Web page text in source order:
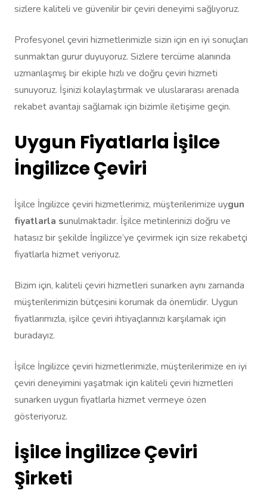
sizlere kaliteli ve güvenilir bir çeviri deneyimi sağlıyoruz.
Profesyonel çeviri hizmetlerimizle sizin için en iyi sonuçları
sunmaktan gurur duyuyoruz. Sizlere tercüme alanında
uzmanlaşmış bir ekiple hızlı ve doğru çeviri hizmeti
sunuyoruz. İşinizi kolaylaştırmak ve uluslararası arenada
rekabet avantajı sağlamak için bizimle iletişime geçin.
Uygun Fiyatlarla İşilce
İngilizce Çeviri
İşilce İngilizce çeviri hizmetlerimiz, müşterilerimize uygun
fiyatlarla sunulmaktadır. İşilce metinlerinizi doğru ve
hatasız bir şekilde İngilizce’ye çevirmek için size rekabetçi
fiyatlarla hizmet veriyoruz.
Bizim için, kaliteli çeviri hizmetleri sunarken aynı zamanda
müşterilerimizin bütçesini korumak da önemlidir. Uygun
fiyatlarımızla, işilce çeviri ihtiyaçlarınızı karşılamak için
buradayız.
İşilce İngilizce çeviri hizmetlerimizle, müşterilerimize en iyi
çeviri deneyimini yaşatmak için kaliteli çeviri hizmetleri
sunarken uygun fiyatlarla hizmet vermeye özen
gösteriyoruz.
İşilce İngilizce Çeviri
Şirketi